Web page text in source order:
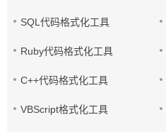
SQL代码格式化工具
Ruby代码格式化工具
C++代码格式化工具
VBScript格式化工具